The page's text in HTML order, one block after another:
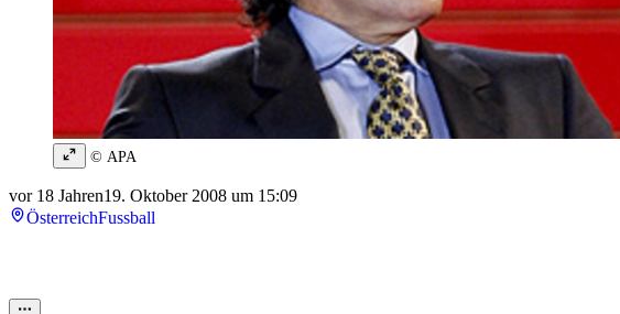
© APA
vor 18 Jahren19. Oktober 2008 um 15:09
ÖsterreichFussball